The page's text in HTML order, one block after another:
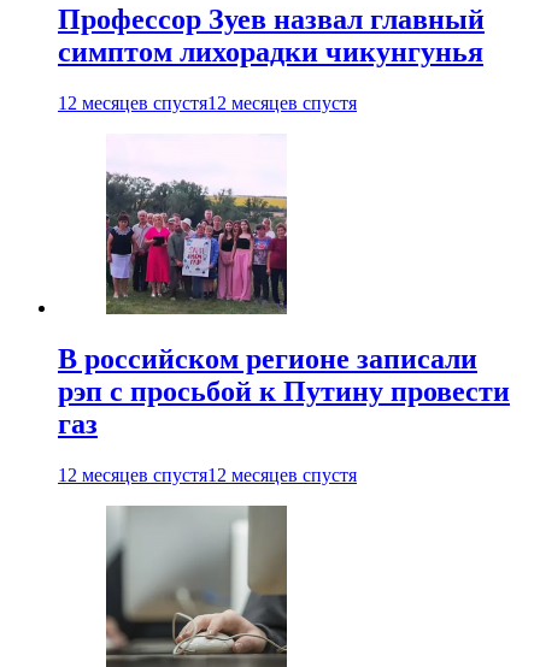
Профессор Зуев назвал главный
симптом лихорадки чикунгунья
12 месяцев спустя12 месяцев спустя
В российском регионе записали
рэп с просьбой к Путину провести
газ
12 месяцев спустя12 месяцев спустя